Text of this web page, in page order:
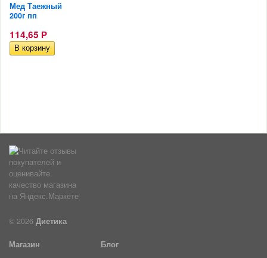
Мед Таежный
200г пп
114,65 Р
© 2026 Диетика
Магазин
Блог